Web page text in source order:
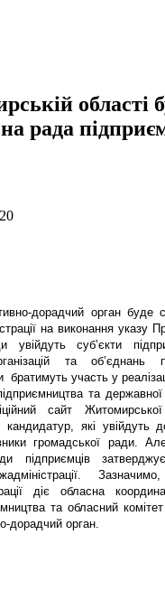
області
рада
дорадчий орган буде
на виконання указу
суб’єкти
та об’єднань
братимуть участь у
та державної
сайт Житомирської
кандидатур, які
громадської ради.
підприємців
діє обласна
та обласний
дорадчий орган.